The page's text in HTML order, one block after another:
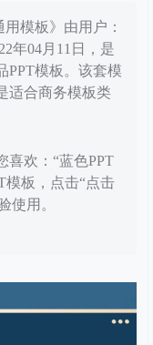
模板》由用户：
年04月11日，是
PPT模板。该套模
适合商务模板类
喜欢：“蓝色PPT
模板，点击“点击
使用。